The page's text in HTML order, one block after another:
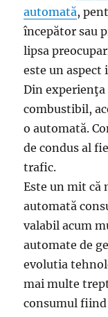
automată,
începător sau
lipsa
este un
Din experienţa
combustibil,
o automată.
de condus al
trafic.
Este un mit că
automată
valabil acum
automate de
evolutia
mai multe
consumul